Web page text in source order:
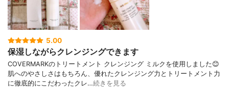
5.00
保湿しながらクレンジングできます
COVERMARKのトリートメント クレンジング ミルクを使用しました😊
肌へのやさしさはもちろん、優れたクレンジング力とトリートメント力
に徹底的にこだわったクレ…続きを見る